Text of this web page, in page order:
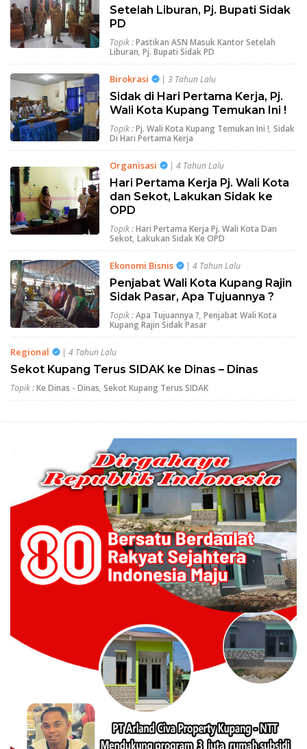
Setelah Liburan, Pj. Bupati Sidak
PD
Topik :Pastikan ASN Masuk Kantor Setelah
Liburan, Pj. Bupati Sidak PD
Birokrasi | 3 Tahun Lalu
Sidak di Hari Pertama Kerja, Pj.
Wali Kota Kupang Temukan Ini !
Topik :Pj. Wali Kota Kupang Temukan Ini !, Sidak
Di Hari Pertama Kerja
Organisasi | 4 Tahun Lalu
Hari Pertama Kerja Pj. Wali Kota
dan Sekot, Lakukan Sidak ke
OPD
Topik :Hari Pertama Kerja Pj. Wali Kota Dan
Sekot, Lakukan Sidak Ke OPD
Ekonomi Bisnis | 4 Tahun Lalu
Penjabat Wali Kota Kupang Rajin
Sidak Pasar, Apa Tujuannya ?
Topik :Apa Tujuannya ?, Penjabat Wali Kota
Kupang Rajin Sidak Pasar
Regional | 4 Tahun Lalu
Sekot Kupang Terus SIDAK ke Dinas – Dinas
Topik :Ke Dinas - Dinas, Sekot Kupang Terus SIDAK